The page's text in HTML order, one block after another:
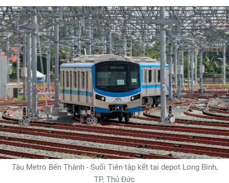
Tàu Metro Bến Thành - Suối Tiên tập kết tại depot Long Bình,
TP. Thủ Đức